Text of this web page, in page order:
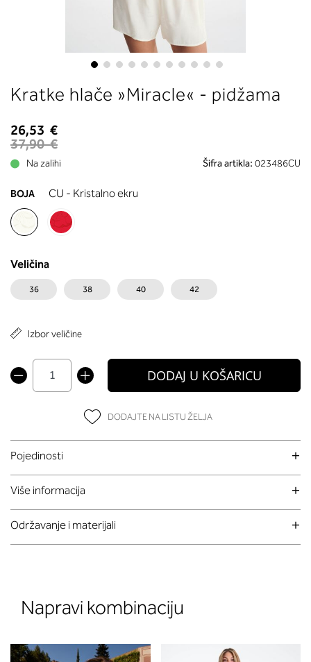
to
beginning
of
the
images
gallery
Kratke hlače »Miracle« - pidžama
26,53 €
37,90 €
Na zalihi Šifra artikla: 023486CU
BOJA CU - Kristalno ekru
Veličina
36 38 40 42
Izbor veličine
DODAJ U KOŠARICU
DODAJTE NA LISTU ŽELJA
Pojedinosti
Više informacija
Održavanje i materijali
Napravi kombinaciju
ustreza vaši meri (A, B …) – iščite v
stolpcu, ki ste ga določili s
obsegom.